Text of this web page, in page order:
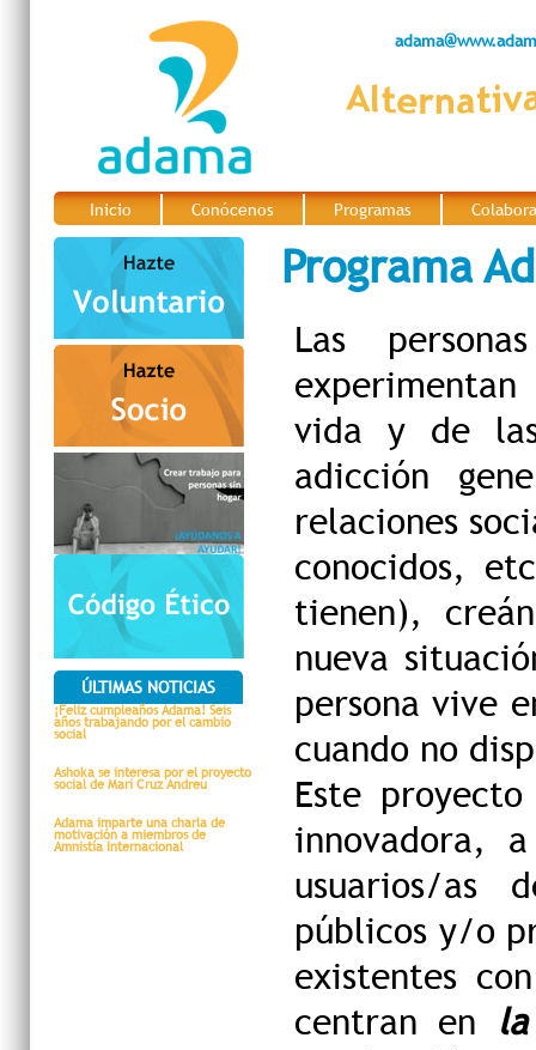
Inicio Conócenos Programas Colabora
Programa
Las
vida y de las
adicción
relaciones
conocidos,
tienen),
nueva
persona vive
cuando no
Este
innovadora,
usuarios/as
públicos y/o
existentes
centran en
ÚLTIMAS NOTICIAS
¡Feliz cumpleaños Adama! Seis
años trabajando por el cambio
social
Ashoka se interesa por el proyecto
social de Mari Cruz Andreu
Adama imparte una charla de
motivación a miembros de
Amnistía Internacional